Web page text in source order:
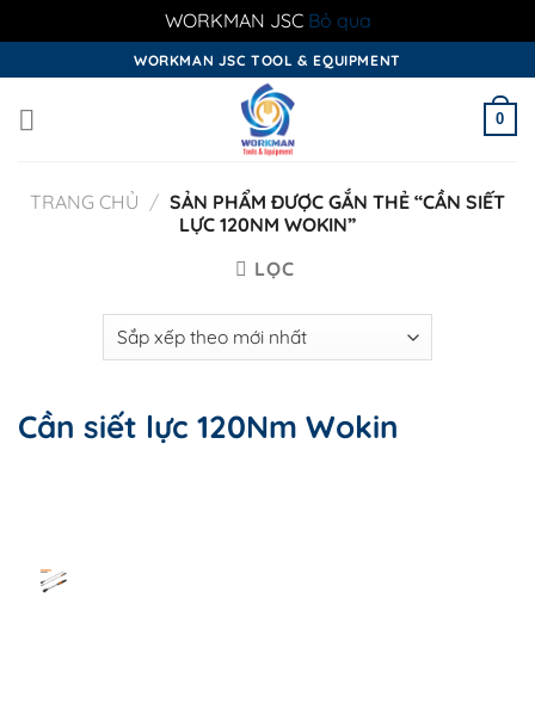
WORKMAN JSC Bỏ qua
to
content
WORKMAN JSC TOOL & EQUIPMENT
0
TRANG CHỦ / SẢN PHẨM ĐƯỢC GẮN THẺ “CẦN SIẾT
LỰC 120NM WOKIN”
LỌC
Cần siết lực 120Nm Wokin